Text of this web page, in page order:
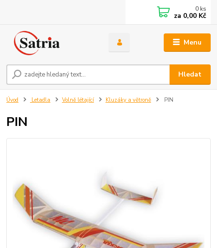
Menu
Hledat
0 ks
za 0,00 Kč
Úvod Letadla Volně létající Kluzáky a větroně PIN
PIN